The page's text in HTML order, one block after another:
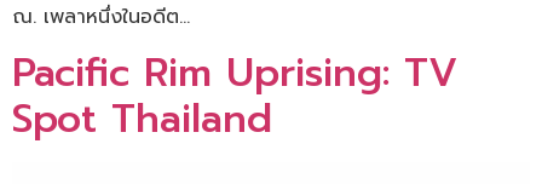
ณ. เพลาหนึ่งในอดีต…
Pacific Rim Uprising: TV
Spot Thailand